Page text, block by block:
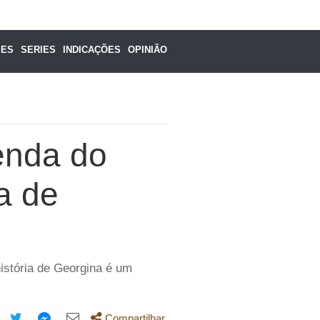
SERIES INDICAÇÕES OPINIÃO
do
de
de Georgina é um